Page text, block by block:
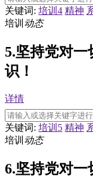
关键词: 培训4 精神
培训 动态
5.坚持党对
识！
详情
关键词: 培训5 精神
培训 动态
6.坚持党对